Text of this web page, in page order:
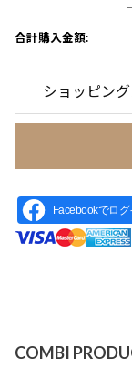
合計購入金額:
ショッピン
Facebookでログ
COMBI